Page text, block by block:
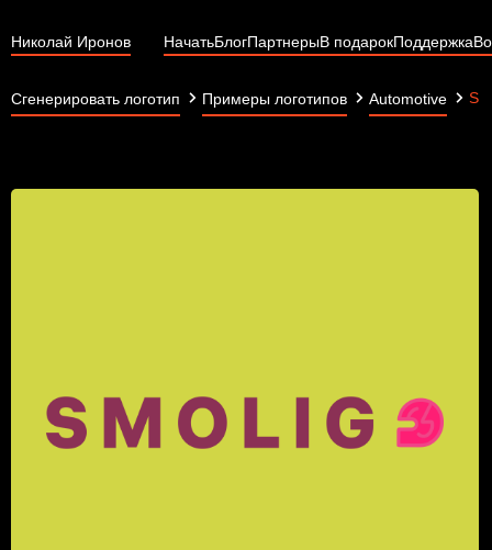
Николай Иронов НачатьБлогПартнерыВ подарокПоддержка
Сгенерировать логотип Примеры логотипов Automotive